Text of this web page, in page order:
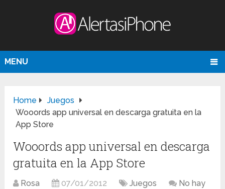
MENU
Home
Juegos
Wooords app universal en descarga gratuita en la
App Store
Wooords app universal en descarga
gratuita en la App Store
Rosa 07/01/2012 Juegos
No hay